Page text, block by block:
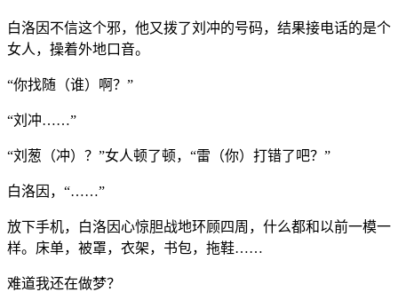
白洛因不信这个邪，他又拨了刘冲的号码，结果接电话的是个
女人，操着外地口音。
“你找随（谁）啊？”
“刘冲……”
“刘葱（冲）？”女人顿了顿，“雷（你）打错了吧？”
白洛因，“……”
放下手机，白洛因心惊胆战地环顾四周，什么都和以前一模一
样。床单，被罩，衣架，书包，拖鞋……
难道我还在做梦？